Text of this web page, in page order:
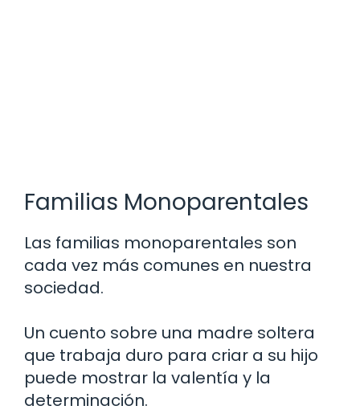
Familias Monoparentales
Las familias monoparentales son
cada vez más comunes en nuestra
sociedad.
Un cuento sobre una madre soltera
que trabaja duro para criar a su hijo
puede mostrar la valentía y la
determinación.